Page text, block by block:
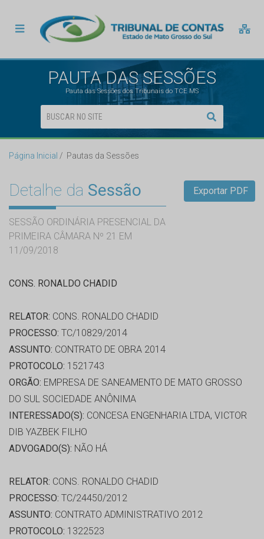
PAUTA DAS SESSÕES
Pauta das Sessões dos Tribunais do TCE MS
Página Inicial Pautas da Sessões
Detalhe da Sessão
SESSÃO ORDINÁRIA PRESENCIAL DA
PRIMEIRA CÂMARA Nº 21 EM
11/09/2018
Exportar PDF
CONS. RONALDO CHADID
RELATOR: CONS. RONALDO CHADID
PROCESSO: TC/10829/2014
ASSUNTO: CONTRATO DE OBRA 2014
PROTOCOLO: 1521743
ORGÃO: EMPRESA DE SANEAMENTO DE MATO GROSSO
DO SUL SOCIEDADE ANÔNIMA
INTERESSADO(S): CONCESA ENGENHARIA LTDA, VICTOR
DIB YAZBEK FILHO
ADVOGADO(S): NÃO HÁ
RELATOR: CONS. RONALDO CHADID
PROCESSO: TC/24450/2012
ASSUNTO: CONTRATO ADMINISTRATIVO 2012
PROTOCOLO: 1322523